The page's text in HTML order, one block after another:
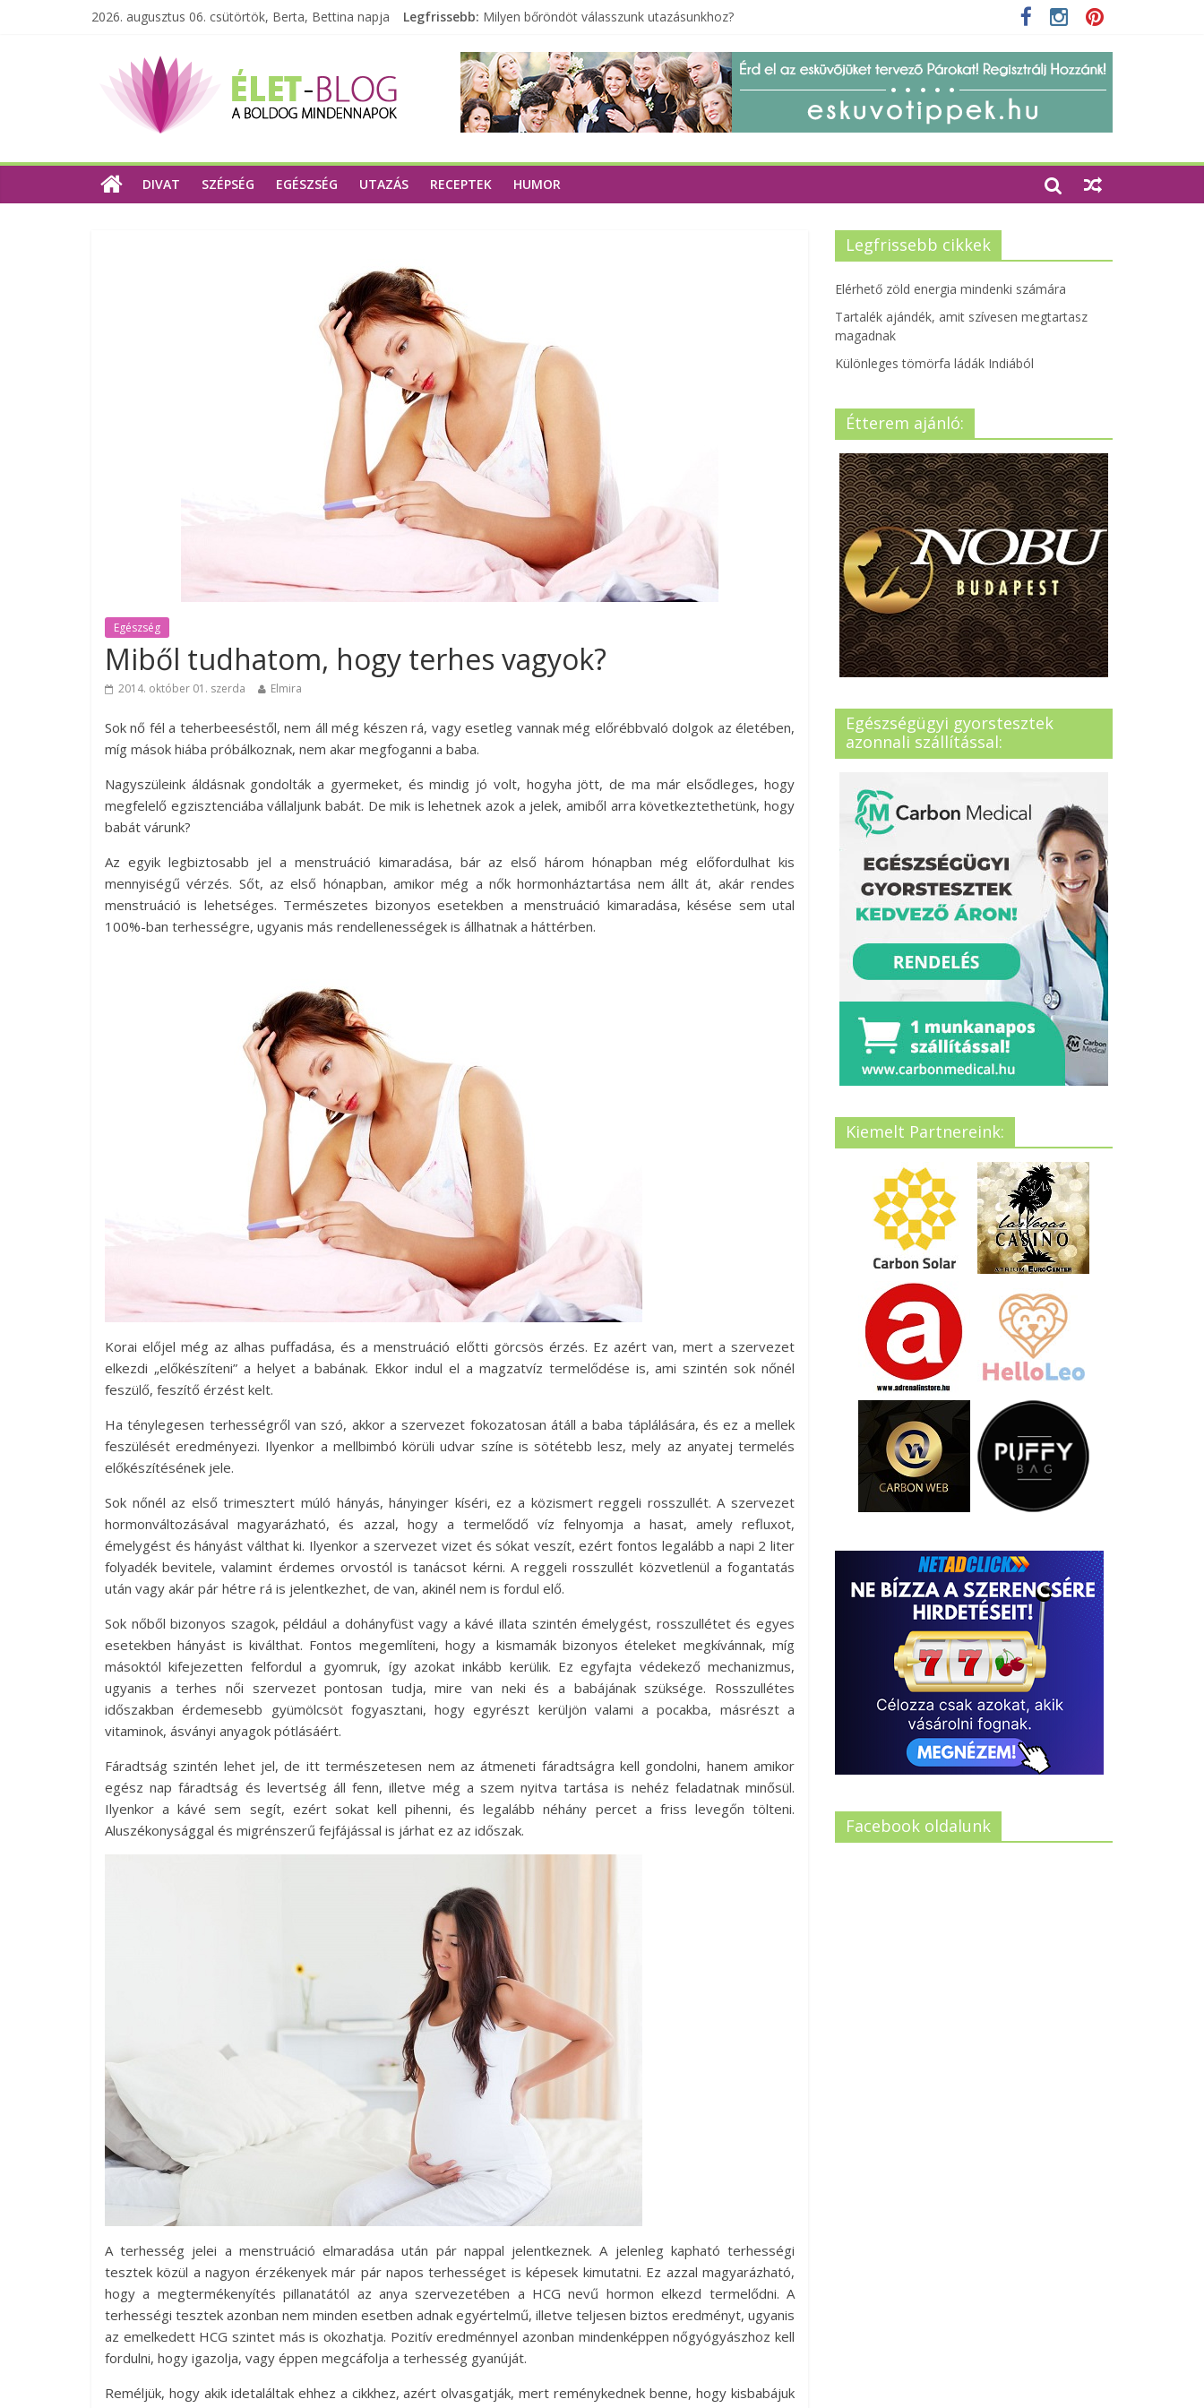
2026. augusztus 06. csütörtök, Berta, Bettina napja Legfrissebb: Milyen bőröndöt válasszunk utazásunkhoz?
Tartalék ajándék, amit szívesen megtartasz magadnak
Különleges tömörfa ládák Indiából
A zöld forradalom: A mosó- és parfümtermékek környezetbarát szempontjainak erősítése
DIVAT SZÉPSÉG EGÉSZSÉG UTAZÁS RECEPTEK HUMOR
Egészség
Miből tudhatom, hogy terhes vagyok?
2014. október 01. szerda Elmira
Sok nő fél a teherbeeséstől, nem áll még készen rá, vagy esetleg vannak még előrébbvaló dolgok az életében,
míg mások hiába próbálkoznak, nem akar megfoganni a baba.
Nagyszüleink áldásnak gondolták a gyermeket, és mindig jó volt, hogyha jött, de ma már elsődleges, hogy
megfelelő egzisztenciába vállaljunk babát. De mik is lehetnek azok a jelek, amiből arra következtethetünk, hogy
babát várunk?
Az egyik legbiztosabb jel a menstruáció kimaradása, bár az első három hónapban még előfordulhat kis
mennyiségű vérzés. Sőt, az első hónapban, amikor még a nők hormonháztartása nem állt át, akár rendes
menstruáció is lehetséges. Természetes bizonyos esetekben a menstruáció kimaradása, késése sem utal
100%-ban terhességre, ugyanis más rendellenességek is állhatnak a háttérben.
Korai előjel még az alhas puffadása, és a menstruáció előtti görcsös érzés. Ez azért van, mert a szervezet
elkezdi „előkészíteni” a helyet a babának. Ekkor indul el a magzatvíz termelődése is, ami szintén sok nőnél
feszülő, feszítő érzést kelt.
Ha ténylegesen terhességről van szó, akkor a szervezet fokozatosan átáll a baba táplálására, és ez a mellek
feszülését eredményezi. Ilyenkor a mellbimbó körüli udvar színe is sötétebb lesz, mely az anyatej termelés
előkészítésének jele.
Sok nőnél az első trimesztert múló hányás, hányinger kíséri, ez a közismert reggeli rosszullét. A szervezet
hormonváltozásával magyarázható, és azzal, hogy a termelődő víz felnyomja a hasat, amely refluxot,
émelygést és hányást válthat ki. Ilyenkor a szervezet vizet és sókat veszít, ezért fontos legalább a napi 2 liter
folyadék bevitele, valamint érdemes orvostól is tanácsot kérni. A reggeli rosszullét közvetlenül a fogantatás
után vagy akár pár hétre rá is jelentkezhet, de van, akinél nem is fordul elő.
Sok nőből bizonyos szagok, például a dohányfüst vagy a kávé illata szintén émelygést, rosszullétet és egyes
esetekben hányást is kiválthat. Fontos megemlíteni, hogy a kismamák bizonyos ételeket megkívánnak, míg
másoktól kifejezetten felfordul a gyomruk, így azokat inkább kerülik. Ez egyfajta védekező mechanizmus,
ugyanis a terhes női szervezet pontosan tudja, mire van neki és a babájának szüksége. Rosszullétes
időszakban érdemesebb gyümölcsöt fogyasztani, hogy egyrészt kerüljön valami a pocakba, másrészt a
vitaminok, ásványi anyagok pótlásáért.
Fáradtság szintén lehet jel, de itt természetesen nem az átmeneti fáradtságra kell gondolni, hanem amikor
egész nap fáradtság és levertség áll fenn, illetve még a szem nyitva tartása is nehéz feladatnak minősül.
Ilyenkor a kávé sem segít, ezért sokat kell pihenni, és legalább néhány percet a friss levegőn tölteni.
Aluszékonysággal és migrénszerű fejfájással is járhat ez az időszak.
A terhesség jelei a menstruáció elmaradása után pár nappal jelentkeznek. A jelenleg kapható terhességi
tesztek közül a nagyon érzékenyek már pár napos terhességet is képesek kimutatni. Ez azzal magyarázható,
hogy a megtermékenyítés pillanatától az anya szervezetében a HCG nevű hormon elkezd termelődni. A
terhességi tesztek azonban nem minden esetben adnak egyértelmű, illetve teljesen biztos eredményt, ugyanis
az emelkedett HCG szintet más is okozhatja. Pozitív eredménnyel azonban mindenképpen nőgyógyászhoz kell
fordulni, hogy igazolja, vagy éppen megcáfolja a terhesség gyanúját.
Reméljük, hogy akik idetaláltak ehhez a cikkhez, azért olvasgatják, mert reménykednek benne, hogy kisbabájuk
Legfrissebb cikkek
Elérhető zöld energia mindenki számára
Tartalék ajándék, amit szívesen megtartasz
magadnak
Különleges tömörfa ládák Indiából
Étterem ajánló:
Egészségügyi gyorstesztek
azonnali szállítással:
Kiemelt Partnereink:
Facebook oldalunk